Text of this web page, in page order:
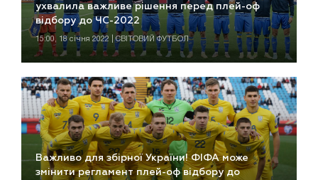
ухвалила важливе рішення перед плей-оф
відбору до ЧС-2022
15:00, 18 січня 2022 | СВІТОВИЙ ФУТБОЛ
Важливо для збірної України! ФІФА може
змінити регламент плей-оф відбору до